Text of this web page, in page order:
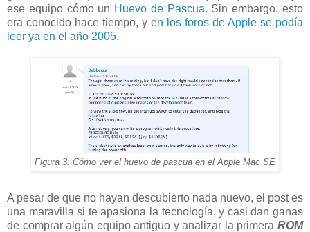
ese equipo cómo un Huevo de Pascua. Sin embargo, esto
era conocido hace tiempo, y en los foros de Apple se podía
leer ya en el año 2005.
Figura 3: Cómo ver el huevo de pascua en el Apple Mac SE
A pesar de que no hayan descubierto nada nuevo, el post es
una maravilla si te apasiona la tecnología, y casi dan ganas
de comprar algún equipo antiguo y analizar la primera ROM